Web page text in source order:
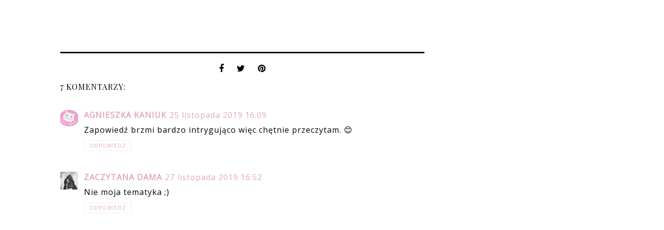
7 KOMENTARZY:
AGNIESZKA KANIUK 25 listopada 2019 16:09
Zapowiedź brzmi bardzo intrygująco więc chętnie przeczytam. 😊
ODPOWIEDZ
ZACZYTANA DAMA 27 listopada 2019 16:52
Nie moja tematyka ;)
ODPOWIEDZ